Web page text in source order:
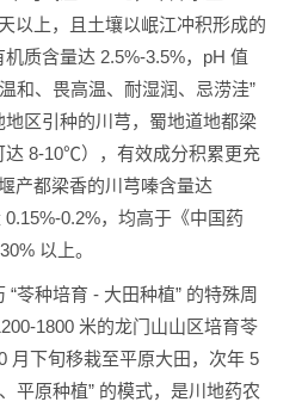
以上，且土壤以岷江冲积形成的
质含量达 2.5%-3.5%，pH 值
和、畏高温、耐湿润、忌涝洼”
区引种的川芎，蜀地道地都梁
达 8-10℃），有效成分积累更充
都梁香的川芎嗪含量达
0.2%，均高于《中国药
以上。
种培育 - 大田种植” 的特殊周
1800 米的龙门山山区培育苓
月下旬移栽至平原大田，次年 5
平原种植” 的模式，是川地药农